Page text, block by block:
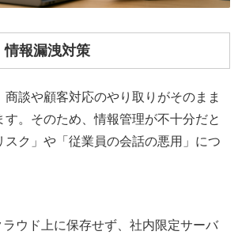
情報漏洩対策
商談や顧客対応のやり取りがそのまま
す。そのため、情報管理が不十分だと
スク」や「従業員の会話の悪用」につ
ウド上に保存せず、社内限定サーバ